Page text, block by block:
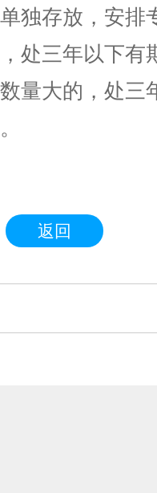
独存放，安排
处三年以下有
量大的，处三
返回